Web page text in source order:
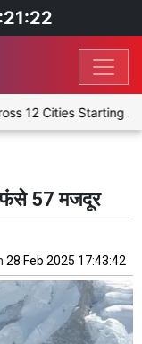
Cities Starting August
फंसे 57 मजदूर
28 Feb 2025 17:43:42